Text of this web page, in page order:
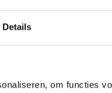
Details
om functies